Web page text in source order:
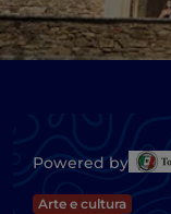
Powered by
Arte e cultura